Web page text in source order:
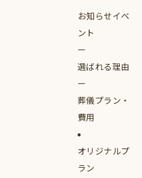
お知らせイベ
ント
選ばれる理由
葬儀プラン・
費用
オリジナルプ
ラン